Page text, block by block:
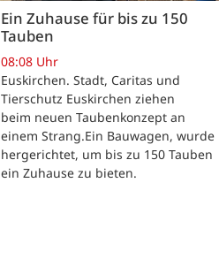
Ein Zuhause für bis zu 150
Tauben
08:08 Uhr
Euskirchen. Stadt, Caritas und
Tierschutz Euskirchen ziehen
beim neuen Taubenkonzept an
einem Strang.Ein Bauwagen, wurde
hergerichtet, um bis zu 150 Tauben
ein Zuhause zu bieten.